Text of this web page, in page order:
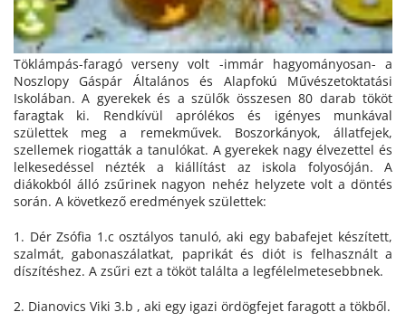
Töklámpás-faragó verseny volt -immár hagyományosan- a
Noszlopy Gáspár Általános és Alapfokú Művészetoktatási
Iskolában. A gyerekek és a szülők összesen 80 darab tököt
faragtak ki. Rendkívül aprólékos és igényes munkával
születtek meg a remekművek. Boszorkányok, állatfejek,
szellemek riogatták a tanulókat. A gyerekek nagy élvezettel és
lelkesedéssel nézték a kiállítást az iskola folyosóján. A
diákokból álló zsűrinek nagyon nehéz helyzete volt a döntés
során. A következő eredmények születtek:
1. Dér Zsófia 1.c osztályos tanuló, aki egy babafejet készített,
szalmát, gabonaszálatkat, paprikát és diót is felhasznált a
díszítéshez. A zsűri ezt a tököt találta a legfélelmetesebbnek.
2. Dianovics Viki 3.b , aki egy igazi ördögfejet faragott a tökből.